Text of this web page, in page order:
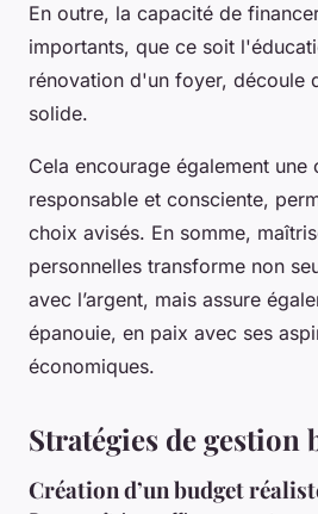
En outre, la capacité de
importants, que ce soit
rénovation d'un foyer, découle
solide.
Cela encourage également une
responsable et consciente,
choix avisés. En somme,
personnelles transforme non
avec l’argent, mais assure
épanouie, en paix avec ses
économiques.
Stratégies de gestion
Création d’un budget